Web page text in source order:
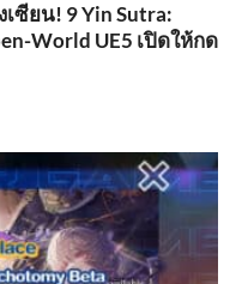
ซียน! 9 Yin Sutra:
World UE5 เปิดให้กด